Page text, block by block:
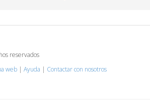
reservados
web | Ayuda | Contactar con nosotros